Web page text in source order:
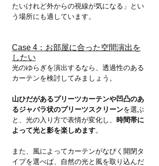
たいけれど外からの視線が気になる」とい
う場所にも適しています。
Case 4：お部屋に合った空間演出を
したい
光のゆらぎを演出するなら、透過性のある
カーテンを検討してみましょう。
山ひだがあるプリーツカーテンや凹凸のあ
るジャバラ状のプリーツスクリーンを選ぶ
と、光の入り方で表情が変化し、 時間帯に
よって光と影を楽しめます。
また、風によってカーテンがなびく開閉タ
イプを選べば、自然の光と風を取り込んだ